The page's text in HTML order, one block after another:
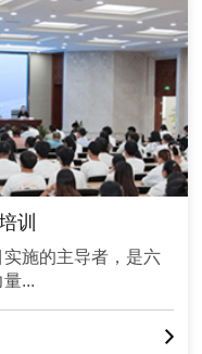
训
施的主导者，是六
...